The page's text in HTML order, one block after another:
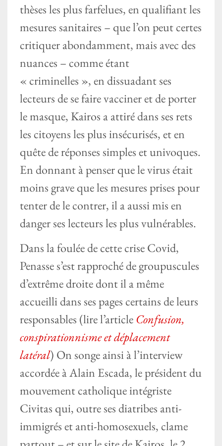
thèses les plus farfelues, en qualifiant les
mesures sanitaires – que l’on peut certes
critiquer abondamment, mais avec des
nuances – comme étant
« criminelles », en dissuadant ses
lecteurs de se faire vacciner et de porter
le masque, Kairos a attiré dans ses rets
les citoyens les plus insécurisés, et en
quête de réponses simples et univoques.
En donnant à penser que le virus était
moins grave que les mesures prises pour
tenter de le contrer, il a aussi mis en
danger ses lecteurs les plus vulnérables.
Dans la foulée de cette crise Covid,
Penasse s’est rapproché de groupuscules
d’extrême droite dont il a même
accueilli dans ses pages certains de leurs
responsables (lire l’article Confusion,
conspirationnisme et déplacement
latéral) On songe ainsi à l’interview
accordée à Alain Escada, le président du
mouvement catholique intégriste
Civitas qui, outre ses diatribes anti-
immigrés et anti-homosexuels, clame